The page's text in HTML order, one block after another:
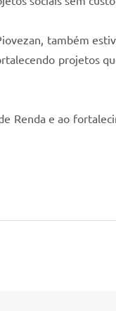
também
projetos
Renda e ao